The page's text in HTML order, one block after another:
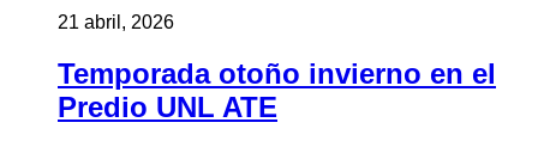
21 abril, 2026
Temporada otoño invierno en el
Predio UNL ATE